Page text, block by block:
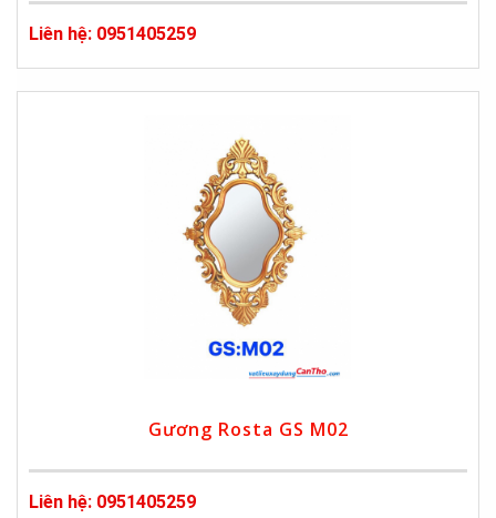
Liên hệ: 0951405259
Gương Rosta GS M02
Liên hệ: 0951405259